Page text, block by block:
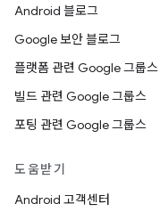
Android 블로그
Google 보안 블로그
플랫폼 관련 Google 그룹스
빌드 관련 Google 그룹스
포팅 관련 Google 그룹스
도움받기
Android 고객센터